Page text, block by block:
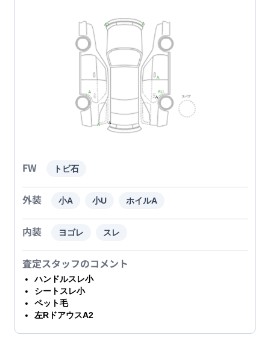
FW トビ石
外装 小A 小U ホイルA
内装 ヨゴレ スレ
査定スタッフのコメント
ハンドルスレ小
シートスレ小
ペット毛
左RドアウスA2